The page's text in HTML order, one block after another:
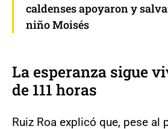
caldenses apoyaron y
niño Moisés
La esperanza sigue
de 111 horas
Ruiz Roa explicó que, pese al